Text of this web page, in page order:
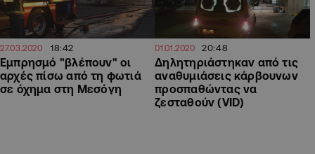
27.03.2020 18:42
Εμπρησμό "βλέπουν" οι
αρχές πίσω από τη φωτιά
σε όχημα στη Μεσόγη
01.01.2020 20:48
Δηλητηριάστηκαν από τις
αναθυμιάσεις κάρβουνων
προσπαθώντας να
ζεσταθούν (VID)